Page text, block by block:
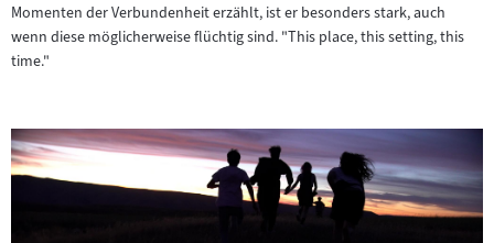
Momenten der Verbundenheit erzählt, ist er besonders stark, auch
wenn diese möglicherweise flüchtig sind. "This place, this setting, this
time."